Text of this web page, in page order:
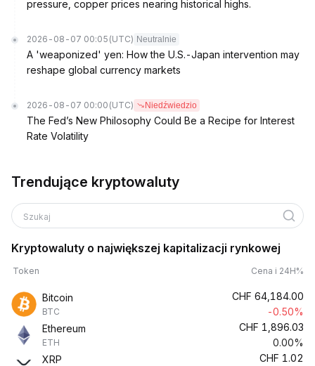
pressure, copper prices nearing historical highs.
2026-08-07 00:05 (UTC) Neutralnie
A 'weaponized' yen: How the U.S.-Japan intervention may
reshape global currency markets
2026-08-07 00:00 (UTC) Niedźwiedzio
The Fed’s New Philosophy Could Be a Recipe for Interest
Rate Volatility
Trendujące kryptowaluty
Szukaj
Kryptowaluty o największej kapitalizacji rynkowej
Token Cena i 24H%
Bitcoin
BTC
CHF 64,184.00
-0.50%
Ethereum
ETH
CHF 1,896.03
0.00%
XRP
CHF 1.02